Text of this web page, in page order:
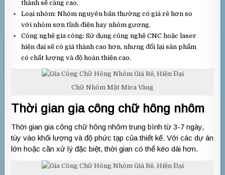
thành sẽ càng cao.
Loại nhôm: Nhôm nguyên bản thường có giá rẻ hơn so
với nhôm sơn tĩnh điện hay nhôm gương.
Công nghệ gia công: Sử dụng công nghệ CNC hoặc laser
hiện đại sẽ có giá thành cao hơn, nhưng đổi lại sản phẩm
có chất lượng và độ hoàn thiện cao.
Chữ Nhôm Mặt Mica Vàng
Thời gian gia công chữ hông nhôm
Thời gian gia công chữ hông nhôm trung bình từ 3-7 ngày,
tùy vào khối lượng và độ phức tạp của thiết kế. Với các dự án
lớn hoặc cần xử lý đặc biệt, thời gian có thể kéo dài hơn.